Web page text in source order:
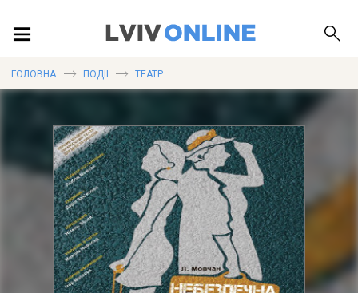
ПУБЛІКАЦІЇ
ДОВІДКА
ГОЛОВНА ПОДІЇ ТЕАТР